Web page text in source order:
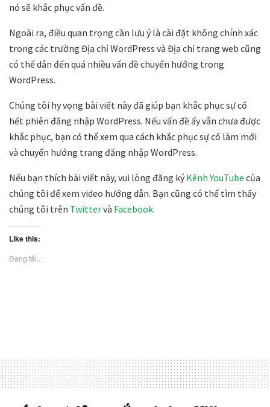
nó sẽ khắc phục vấn đề.
Ngoài ra, điều quan trọng cần lưu ý là cài đặt không chính xác
trong các trường Địa chỉ WordPress và Địa chỉ trang web cũng
có thể dẫn đến quá nhiều vấn đề chuyển hướng trong
WordPress.
Chúng tôi hy vọng bài viết này đã giúp bạn khắc phục sự cố
hết phiên đăng nhập WordPress. Nếu vấn đề ấy vẫn chưa được
khắc phục, bạn có thể xem qua cách khắc phục sự cố làm mới
và chuyển hướng trang đăng nhập WordPress.
Nếu bạn thích bài viết này, vui lòng đăng ký Kênh YouTube của
chúng tôi để xem video hướng dẫn. Bạn cũng có thể tìm thấy
chúng tôi trên Twittervà Facebook.
Like this:
Đang tải...